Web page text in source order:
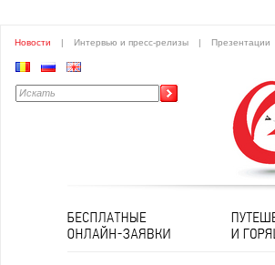
Новости | Интервью и пресс-релизы | Презентации